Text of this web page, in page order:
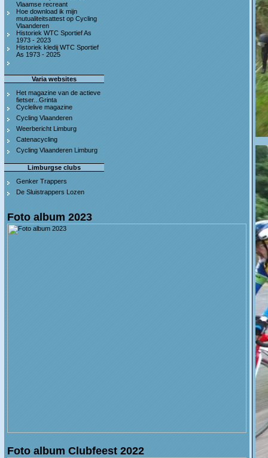
Vlaamse recreant
Hoe download ik mijn
mutualiteitsattest op Cycling
Vlaanderen
Historiek WTC Sportief As
1973 - 2023
Historiek kledij WTC Sportief
As 1973 - 2025
Varia websites
Het magazine van de actieve
fietser...Grinta
Cyclelive magazine
Cycling Vlaanderen
Weerbericht Limburg
Catenacycling
Cycling Vlaanderen Limburg
Limburgse clubs
Genker Trappers
De Sluistrappers Lozen
Foto album 2023
Foto album Clubfeest 2022